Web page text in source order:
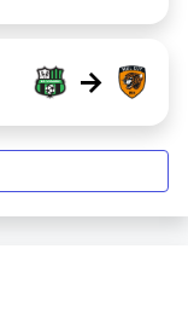
→